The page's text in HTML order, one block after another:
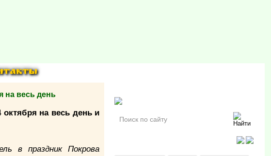
на весь день
на весь день и
в праздник Покрова